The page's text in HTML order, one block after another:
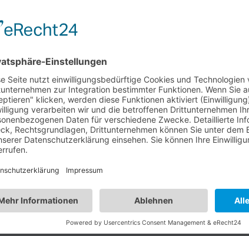
THEMEN
vorzusorgen, bietet die sog. Riester-Rente. Sie
durch Feuer, Leitungswasser, Sturm, Hagel